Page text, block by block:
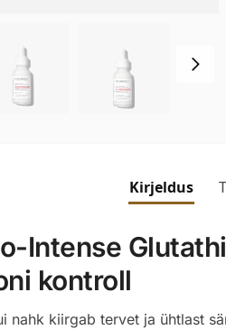
Kirjeldus
Intense
kontroll
nahk kiirgab tervet ja ühtlast